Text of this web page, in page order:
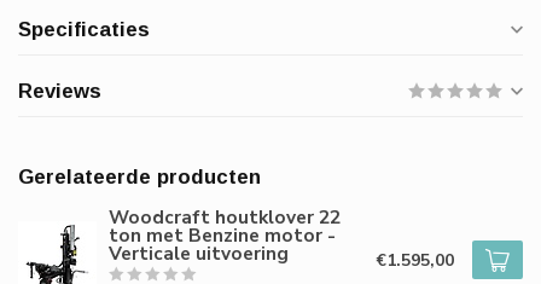
Specificaties
Reviews
Gerelateerde producten
Woodcraft houtklover 22
ton met Benzine motor -
Verticale uitvoering €1.595,00